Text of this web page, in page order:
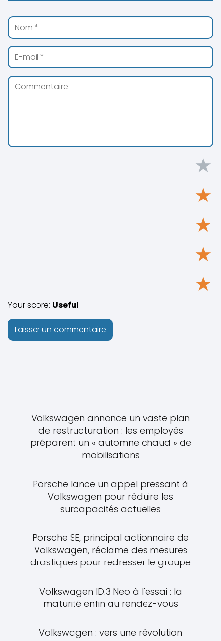
★
★
★
★
★
Your score: Useful
Volkswagen annonce un vaste plan
de restructuration : les employés
préparent un « automne chaud » de
mobilisations
Porsche lance un appel pressant à
Volkswagen pour réduire les
surcapacités actuelles
Porsche SE, principal actionnaire de
Volkswagen, réclame des mesures
drastiques pour redresser le groupe
Volkswagen ID.3 Neo à l'essai : la
maturité enfin au rendez-vous
Volkswagen : vers une révolution